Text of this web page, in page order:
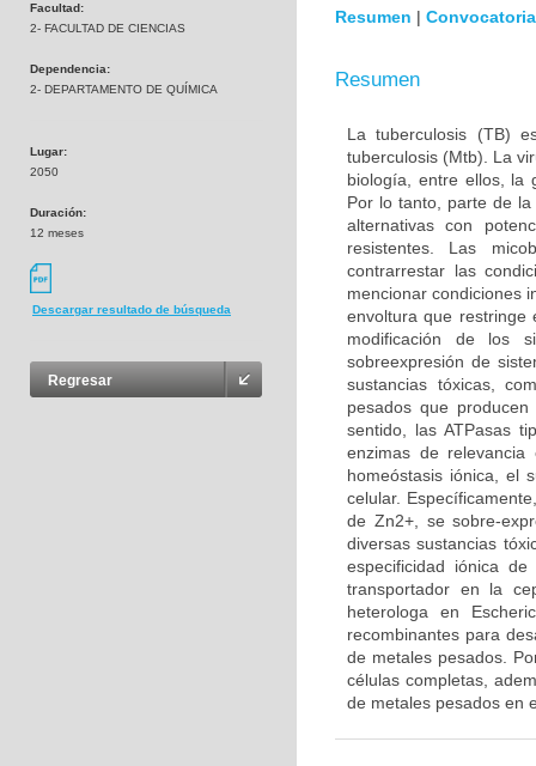
Facultad:
2- FACULTAD DE CIENCIAS
Dependencia:
2- DEPARTAMENTO DE QUÍMICA
Lugar:
2050
Duración:
12 meses
Descargar resultado de búsqueda
Regresar
Resumen | Convocatoria
Resumen
La tuberculosis (TB)
tuberculosis (Mtb). La
biología, entre ellos, la
Por lo tanto, parte de
alternativas con
resistentes. Las
contrarrestar las
mencionar condiciones
envoltura que restringe
modificación de los
sobreexpresión de
sustancias tóxicas,
pesados que
sentido, las ATPasas
enzimas de
homeóstasis iónica, el
celular.
de Zn2+, se sobre-
diversas sustancias
especificidad iónica
transportador en la
heterologa en
recombinantes para
de metales pesados.
células completas,
de metales pesados en